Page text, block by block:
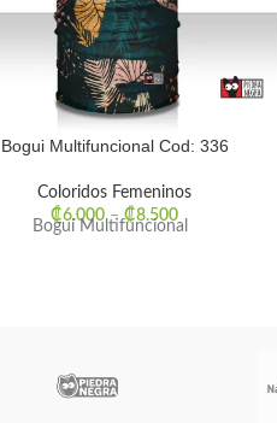
Bogui Multifuncional Cod: 336
Coloridos Femeninos
₡6.000–₡8.500
Bogui Multifuncional